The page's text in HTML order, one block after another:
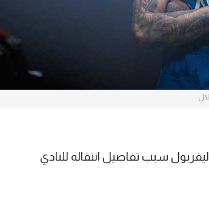
سبب تفاصيل انتقاله للنادي